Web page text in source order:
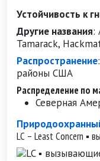
Устойчивость к
Другие названия:
Tamarack,
Распространение:
районы США
Распределение по
Северная
LC – Least Concern ▪